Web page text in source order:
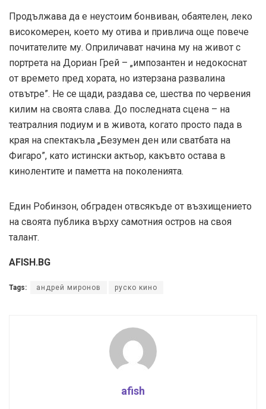
Продължава да е неустоим бонвиван, обаятелен, леко
високомерен, което му отива и привлича още повече
почитателите му. Оприличават начина му на живот с
портрета на Дориан Грей – „импозантен и недокоснат
от времето пред хората, но изтерзана развалина
отвътре”. Не се щади, раздава се, шества по червения
килим на своята слава. До последната сцена – на
театралния подиум и в живота, когато просто пада в
края на спектакъла „Безумен ден или сватбата на
Фигаро”, като истински актьор, какъвто остава в
кинолентите и паметта на поколенията.
Един Робинзон, обграден отвсякъде от възхищението
на своята публика върху самотния остров на своя
талант.
AFISH.BG
Tags: андрей миронов руско кино
afish